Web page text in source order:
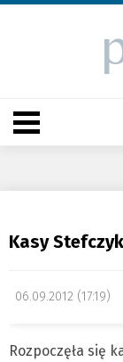
Kasy
06.09.2012 (17:19)
Rozpoczęła się